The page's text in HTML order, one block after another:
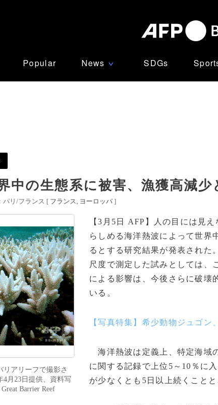
Popular News ∨ SDGs
中の生態系に被害、漁獲高減少
パリ/フランス [ フランス ヨーロッパ ]
リアリーフで撮影さ
4月23日提供、資料写
Barrier Reef
【3月5日 AFP】人の目には見
らしめる海洋熱波によって世界
るとする研究結果が発表された
尺度で測定した試みとしては、
による影響は、今後さらに破壊
いる。
【写真特集】希少動物ジュゴン
海洋熱波は定義上、特定海域
に関する記録で上位5～10％に
が少なくとも5日以上続くことと